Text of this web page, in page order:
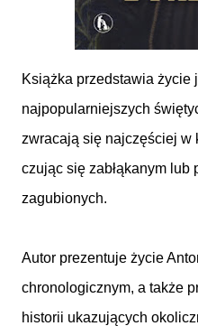
Książka przedstawia życie
najpopularniejszych
zwracają się najczęściej w
czując się zabłąkanym lub
zagubionych.
Autor prezentuje życie
chronologicznym, a także
historii ukazujących